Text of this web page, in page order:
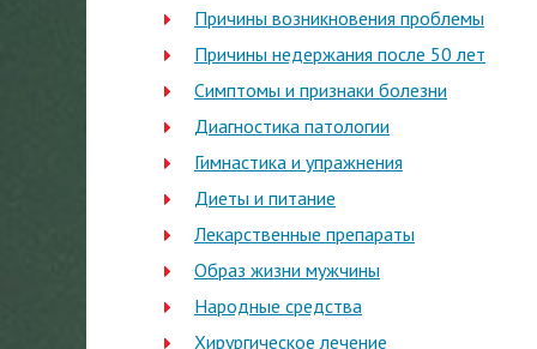
Причины возникновения проблемы
Причины недержания после 50 лет
Симптомы и признаки болезни
Диагностика патологии
Гимнастика и упражнения
Диеты и питание
Лекарственные препараты
Образ жизни мужчины
Народные средства
Хирургическое лечение